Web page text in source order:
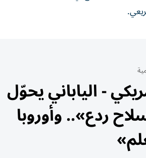
- الياباني يحوّل
ردع».. وأوروبا